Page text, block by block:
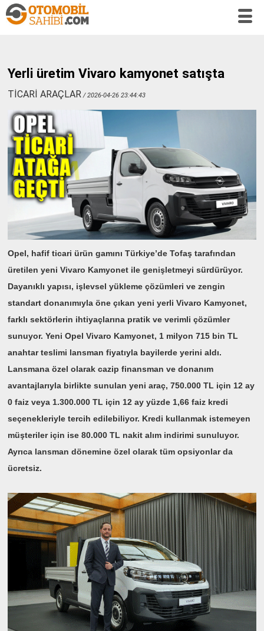
Yerli üretim Vivaro kamyonet satışta
TİCARİ ARAÇLAR / 2026-04-26 23:44:43
Opel, hafif ticari ürün gamını Türkiye’de Tofaş tarafından
üretilen yeni Vivaro Kamyonet ile genişletmeyi sürdürüyor.
Dayanıklı yapısı, işlevsel yükleme çözümleri ve zengin
standart donanımıyla öne çıkan yeni yerli Vivaro Kamyonet,
farklı sektörlerin ihtiyaçlarına pratik ve verimli çözümler
sunuyor. Yeni Opel Vivaro Kamyonet, 1 milyon 715 bin TL
anahtar teslimi lansman fiyatıyla bayilerde yerini aldı.
Lansmana özel olarak cazip finansman ve donanım
avantajlarıyla birlikte sunulan yeni araç, 750.000 TL için 12 ay
0 faiz veya 1.300.000 TL için 12 ay yüzde 1,66 faiz kredi
seçenekleriyle tercih edilebiliyor. Kredi kullanmak istemeyen
müşteriler için ise 80.000 TL nakit alım indirimi sunuluyor.
Ayrıca lansman dönemine özel olarak tüm opsiyonlar da
ücretsiz.